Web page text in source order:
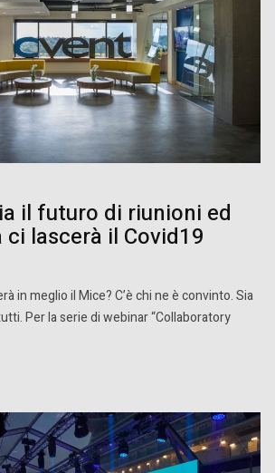
il futuro di riunioni ed
lascerà il Covid19
in meglio il Mice? C’è chi ne è convinto. Sia
Per la serie di webinar “Collaboratory